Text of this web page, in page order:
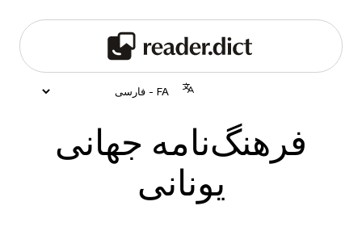
فرهنگ‌نامه جهانی
یونانی